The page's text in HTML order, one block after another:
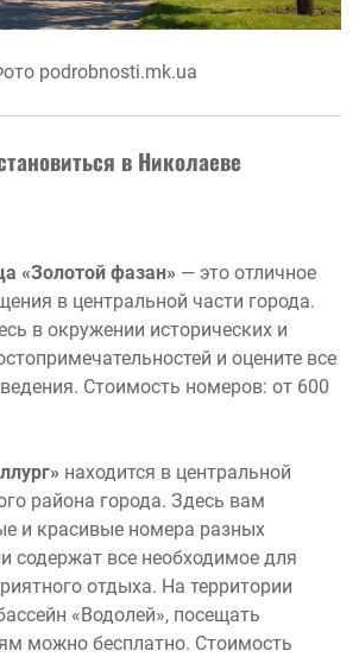
podrobnosti.mk.ua
в Николаеве
«Золотой фазан» — это отличное
в центральной части города.
в окружении исторических и
и оцените все
Стоимость номеров: от 600
находится в центральной
района города. Здесь вам
и красивые номера разных
содержат все необходимое для
отдыха. На территории
«Водолей», посещать
можно бесплатно. Стоимость